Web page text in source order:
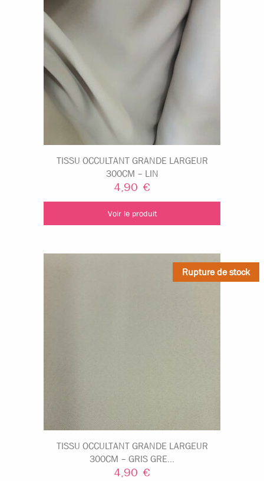
TISSU OCCULTANT GRANDE LARGEUR
300CM – LIN
4,90 €
Voir le produit
Rupture de stock
TISSU OCCULTANT GRANDE LARGEUR
300CM – GRIS GRE...
4,90 €